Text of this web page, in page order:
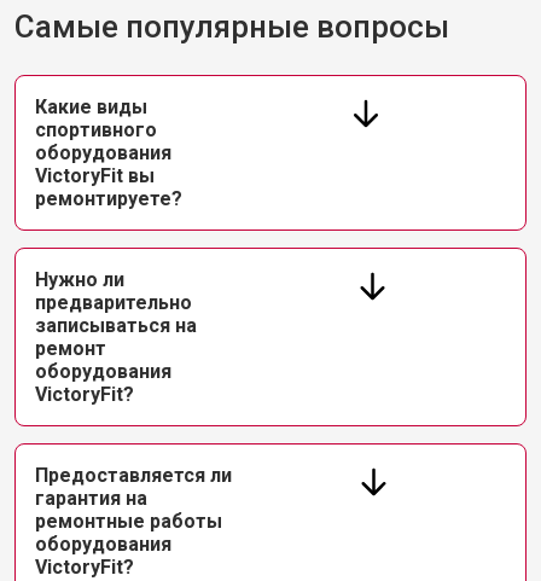
Самые популярные вопросы
Какие виды
спортивного
оборудования
VictoryFit вы
ремонтируете?
Нужно ли
предварительно
записываться на
ремонт
оборудования
VictoryFit?
Предоставляется ли
гарантия на
ремонтные работы
оборудования
VictoryFit?